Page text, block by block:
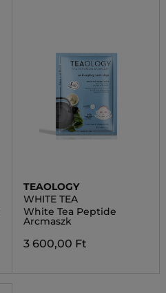
TEAOLOGY
WHITE TEA
White Tea Peptide
Arcmaszk
3 600,00 Ft